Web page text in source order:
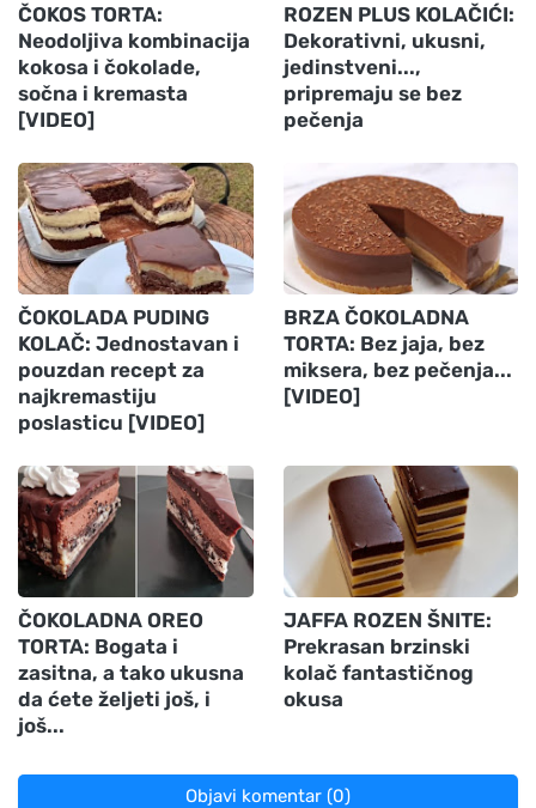
ČOKOS TORTA:
Neodoljiva kombinacija
kokosa i čokolade,
sočna i kremasta
[VIDEO]
ROZEN PLUS KOLAČIĆI:
Dekorativni, ukusni,
jedinstveni...,
pripremaju se bez
pečenja
ČOKOLADA PUDING
KOLAČ: Jednostavan i
pouzdan recept za
najkremastiju
poslasticu [VIDEO]
BRZA ČOKOLADNA
TORTA: Bez jaja, bez
miksera, bez pečenja...
[VIDEO]
ČOKOLADNA OREO
TORTA: Bogata i
zasitna, a tako ukusna
da ćete željeti još, i
još...
JAFFA ROZEN ŠNITE:
Prekrasan brzinski
kolač fantastičnog
okusa
Objavi komentar (0)